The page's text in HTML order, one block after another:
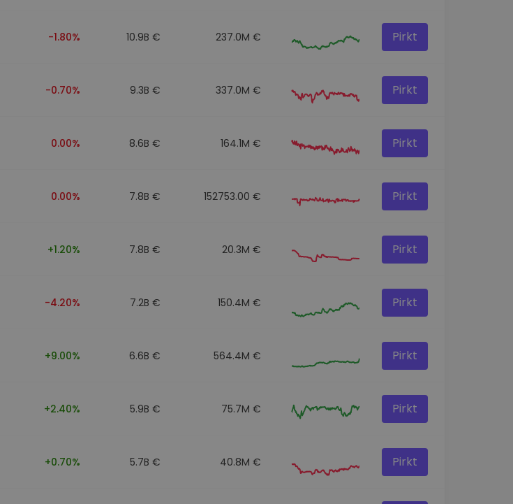
-1.80% 10.9B € 237.0M € Pirkt
-0.70% 9.3B € 337.0M € Pirkt
0.00% 8.6B € 164.1M € Pirkt
0.00% 7.8B € 152753.00 € Pirkt
+1.20% 7.8B € 20.3M € Pirkt
-4.20% 7.2B € 150.4M € Pirkt
+9.00% 6.6B € 564.4M € Pirkt
+2.40% 5.9B € 75.7M € Pirkt
+0.70% 5.7B € 40.8M € Pirkt